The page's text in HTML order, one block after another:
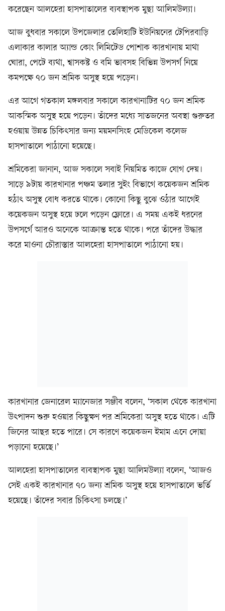
করেছেন আলহেরা হাসপাতালের ব্যবস্থাপক মুছা আলিমউল্যা।
আজ বুধবার সকালে উপজেলার তেলিহাটি ইউনিয়নের টেপিরবাড়ি
এলাকার কালার অ্যান্ড কোং লিমিটেড পোশাক কারখানায় মাথা
ঘোরা, পেটে ব্যথা, শ্বাসকষ্ট ও বমি ভাবসহ বিভিন্ন উপসর্গ নিয়ে
কমপক্ষে ৭০ জন শ্রমিক অসুস্থ হয়ে পড়েন।
এর আগে গতকাল মঙ্গলবার সকালে কারখানাটির ৭০ জন শ্রমিক
আকস্মিক অসুস্থ হয়ে পড়েন। তাঁদের মধ্যে সাতজনের অবস্থা গুরুতর
হওয়ায় উন্নত চিকিৎসার জন্য ময়মনসিংহ মেডিকেল কলেজ
হাসপাতালে পাঠানো হয়েছে।
শ্রমিকেরা জানান, আজ সকালে সবাই নিয়মিত কাজে যোগ দেয়।
সাড়ে ৯টায় কারখানার পঞ্চম তলার সুইং বিভাগে কয়েকজন শ্রমিক
হঠাৎ অসুস্থ বোধ করতে থাকে। কোনো কিছু বুঝে ওঠার আগেই
কয়েকজন অসুস্থ হয়ে ঢলে পড়েন ফ্লোরে। এ সময় একই ধরনের
উপসর্গে আরও অনেকে আক্রান্ত হতে থাকে। পরে তাঁদের উদ্ধার
করে মাওনা চৌরাস্তার আলহেরা হাসপাতালে পাঠানো হয়।
কারখানার জেনারেল ম্যানেজার সঞ্জীব বলেন, ‘সকাল থেকে কারখানা
উৎপাদন শুরু হওয়ার কিছুক্ষণ পর শ্রমিকেরা অসুস্থ হতে থাকে। এটি
জিনের আছর হতে পারে। সে কারণে কয়েকজন ইমাম এনে দোয়া
পড়ানো হয়েছে।’
আলহেরা হাসপাতালের ব্যবস্থাপক মুছা আলিমউল্যা বলেন, ‘আজও
সেই একই কারখানার ৭০ জন্য শ্রমিক অসুস্থ হয়ে হাসপাতালে ভর্তি
হয়েছে। তাঁদের সবার চিকিৎসা চলছে।’